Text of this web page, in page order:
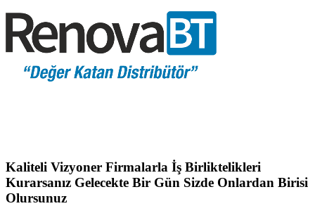
Kaliteli Vizyoner Firmalarla İş Birliktelikleri
Kurarsanız Gelecekte Bir Gün Sizde Onlardan Birisi
Olursunuz